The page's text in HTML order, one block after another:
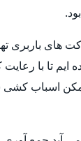
های باربری
ایم تا با